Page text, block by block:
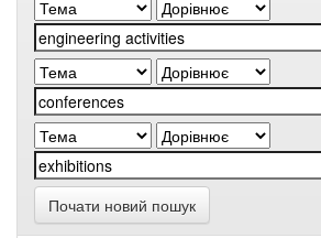
Почати новий пошук